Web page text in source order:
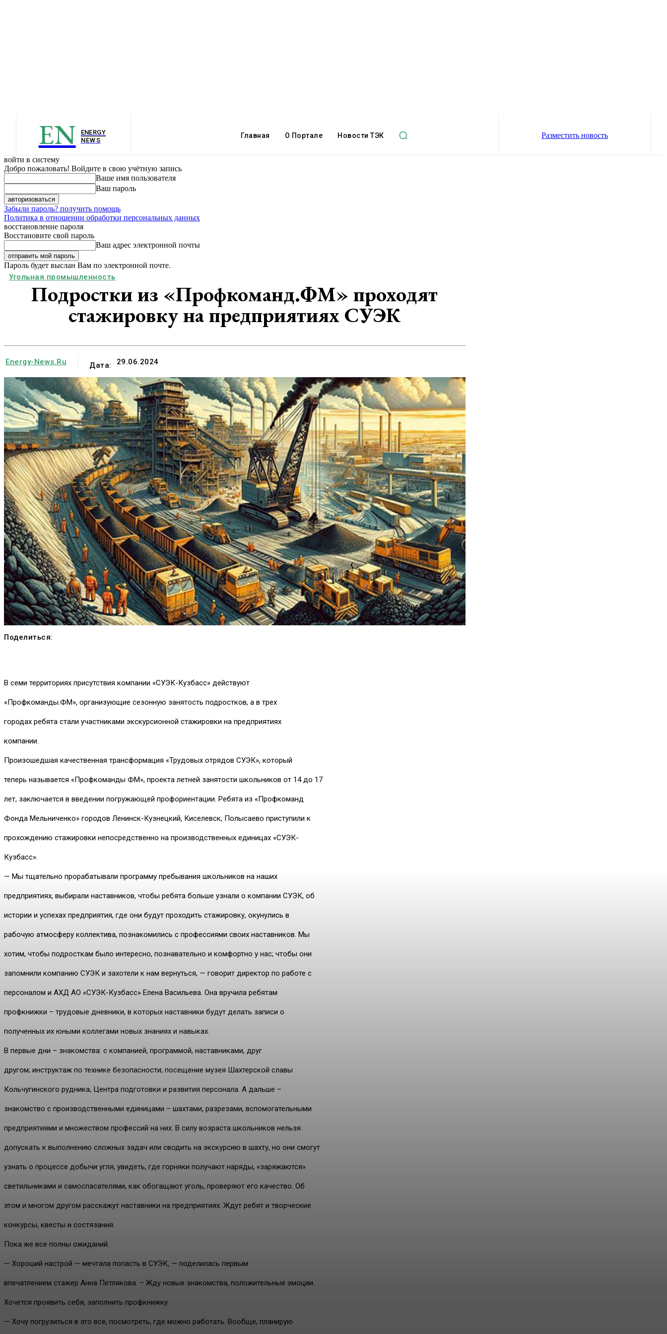
EN
ENERGY
NEWS
Главная О Портале Новости ТЭК Разместить новость
войти в систему
Добро пожаловать! Войдите в свою учётную запись
Ваше имя пользователя
Ваш пароль
Забыли пароль? получить помощь
Политика в отношении обработки персональных данных
восстановление пароля
Восстановите свой пароль
Ваш адрес электронной почты
Пароль будет выслан Вам по электронной почте.
Угольная промышленность
Подростки из «Профкоманд.ФМ» проходят
стажировку на предприятиях СУЭК
Energy-News.ru Дата: 29.06.2024
Поделиться:
В семи территориях присутствия компании «СУЭК-Кузбасс» действуют
«Профкоманды.ФМ», организующие сезонную занятость подростков, а в трех
городах ребята стали участниками экскурсионной стажировки на предприятиях
компании.
Произошедшая качественная трансформация «Трудовых отрядов СУЭК», который
теперь называется «Профкоманды ФМ», проекта летней занятости школьников от 14 до 17
лет, заключается в введении погружающей профориентации. Ребята из «Профкоманд
Фонда Мельниченко» городов Ленинск-Кузнецкий, Киселевск, Полысаево приступили к
прохождению стажировки непосредственно на производственных единицах «СУЭК-
Кузбасс».
— Мы тщательно прорабатывали программу пребывания школьников на наших
предприятиях, выбирали наставников, чтобы ребята больше узнали о компании СУЭК, об
истории и успехах предприятия, где они будут проходить стажировку, окунулись в
рабочую атмосферу коллектива, познакомились с профессиями своих наставников. Мы
хотим, чтобы подросткам было интересно, познавательно и комфортно у нас; чтобы они
запомнили компанию СУЭК и захотели к нам вернуться, — говорит директор по работе с
персоналом и АХД АО «СУЭК-Кузбасс» Елена Васильева. Она вручила ребятам
профкнижки – трудовые дневники, в которых наставники будут делать записи о
полученных их юными коллегами новых знаниях и навыках.
В первые дни – знакомства: с компанией, программой, наставниками, друг
другом; инструктаж по технике безопасности; посещение музея Шахтерской славы
Кольчугинского рудника, Центра подготовки и развития персонала. А дальше –
знакомство с производственными единицами – шахтами, разрезами, вспомогательными
предприятиями и множеством профессий на них. В силу возраста школьников нельзя
допускать к выполнению сложных задач или сводить на экскурсию в шахту, но они смогут
узнать о процессе добычи угля, увидеть, где горняки получают наряды, «заряжаются»
светильниками и самоспасателями, как обогащают уголь, проверяют его качество. Об
этом и многом другом расскажут наставники на предприятиях. Ждут ребят и творческие
конкурсы, квесты и состязания.
Пока же все полны ожиданий.
— Хороший настрой — мечтала попасть в СУЭК, — поделилась первым
впечатлением стажер Анна Петлякова. – Жду новые знакомства, положительные эмоции.
Хочется проявить себя, заполнить профкнижку.
— Хочу погрузиться в это все, посмотреть, где можно работать. Вообще, планирую